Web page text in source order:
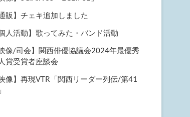
通販】チェキ追加しました
個人活動】歌ってみた・バンド活動
映像/司会】関西俳優協議会2024年最優秀
賞受賞者座談会
映像】再現VTR「関西リーダー列伝/第41